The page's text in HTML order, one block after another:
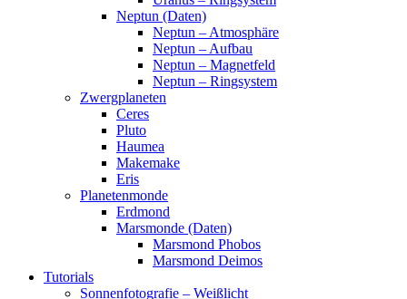
Neptun (Daten)
Neptun – Atmosphäre
Neptun – Aufbau
Neptun – Magnetfeld
Neptun – Ringsystem
Zwergplaneten
Ceres
Pluto
Haumea
Makemake
Eris
Planetenmonde
Erdmond
Marsmonde (Daten)
Marsmond Phobos
Marsmond Deimos
Tutorials
Sonnenfotografie – Weißlicht